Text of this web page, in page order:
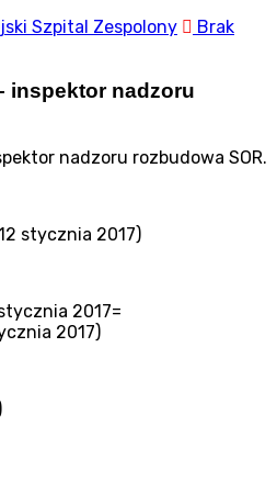
Szpital Zespolony
Brak
inspektor nadzoru
nadzoru rozbudowa SOR.
stycznia 2017)
2017=
2017)